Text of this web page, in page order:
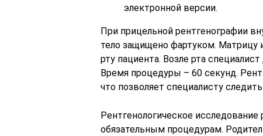
электронной версии.
При прицельной рентгенографии
тело защищено фартуком. Матрицу
рту пациента. Возле рта
Время процедуры – 60 секунд.
что позволяет специалисту
Рентгенологическое
обязательным процедурам.